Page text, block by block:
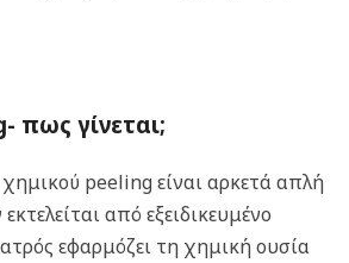
πως γίνεται;
peeling είναι αρκετά απλή
από εξειδικευμένο
εφαρμόζει τη χημική ουσία